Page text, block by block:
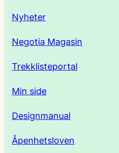
Nyheter
Negotia Magasin
Trekklisteportal
Min side
Designmanual
Åpenhetsloven